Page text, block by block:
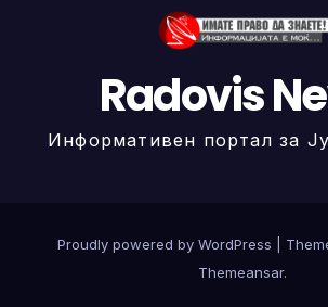
Radovis
Информативен портал за
Proudly powered by WordPress
Themeansar.